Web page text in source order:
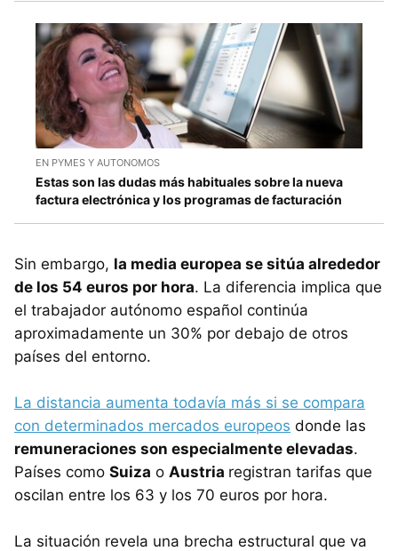
EN PYMES Y AUTONOMOS
Estas son las dudas más habituales sobre la nueva
factura electrónica y los programas de facturación
Sin embargo, la media europea se sitúa alrededor
de los 54 euros por hora. La diferencia implica que
el trabajador autónomo español continúa
aproximadamente un 30% por debajo de otros
países del entorno.
La distancia aumenta todavía más si se compara
con determinados mercados europeos donde las
remuneraciones son especialmente elevadas.
Países como Suiza o Austria registran tarifas que
oscilan entre los 63 y los 70 euros por hora.
La situación revela una brecha estructural que va